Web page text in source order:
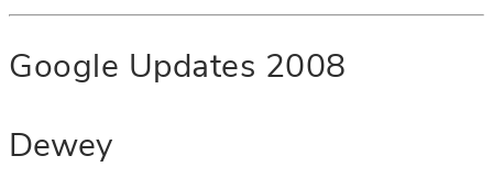
Google Updates 2008
Dewey